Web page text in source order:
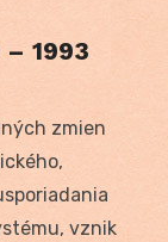
– 1993
zmien
vznik